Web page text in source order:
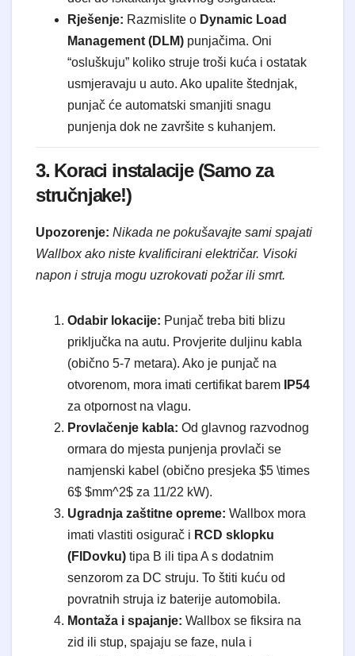
Rješenje: Razmislite o Dynamic Load
Management (DLM) punjačima. Oni
“osluškuju” koliko struje troši kuća i ostatak
usmjeravaju u auto. Ako upalite štednjak,
punjač će automatski smanjiti snagu
punjenja dok ne završite s kuhanjem.
3. Koraci instalacije (Samo za
stručnjake!)
Upozorenje: Nikada ne pokušavajte sami spajati
Wallbox ako niste kvalificirani električar. Visoki
napon i struja mogu uzrokovati požar ili smrt.
Odabir lokacije: Punjač treba biti blizu
priključka na autu. Provjerite duljinu kabla
(obično 5-7 metara). Ako je punjač na
otvorenom, mora imati certifikat barem
IP54
za otpornost na vlagu.
Provlačenje kabla: Od glavnog razvodnog
ormara do mjesta punjenja provlači se
namjenski kabel (obično presjeka $5 \times
6$ $mm^2$ za 11/22 kW).
Ugradnja zaštitne opreme: Wallbox mora
imati vlastiti osigurač i RCD sklopku
(FIDovku) tipa B ili tipa A s dodatnim
senzorom za DC struju. To štiti kuću od
povratnih struja iz baterije automobila.
Montaža i spajanje: Wallbox se fiksira na
zid ili stup, spajaju se faze, nula i